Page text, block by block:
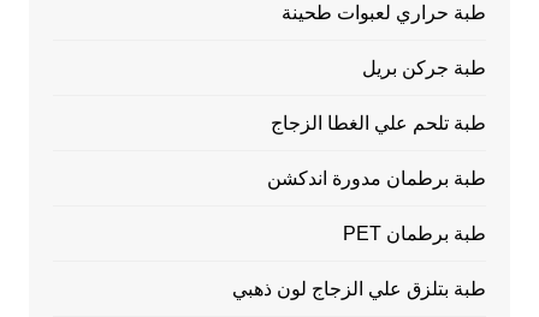
طبة حراري لعبوات طحينة
طبة جركن بريل
طبة تلحم علي الغطا الزجاج
طبة برطمان مدورة اندكشن
طبة برطمان PET
طبة بتلزق علي الزجاج لون ذهبي